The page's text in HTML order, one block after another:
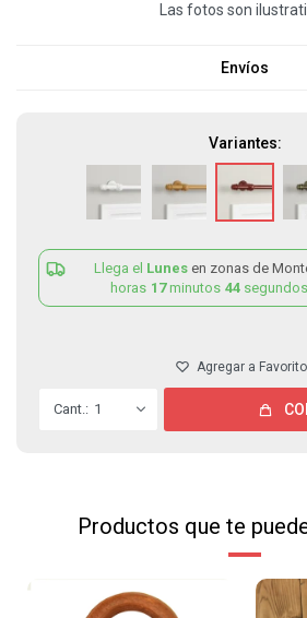
Las fotos son
Envíos
Variantes:
Llega el Lunes en zonas de
horas 17minutos 44 segundos
1
Productos que te